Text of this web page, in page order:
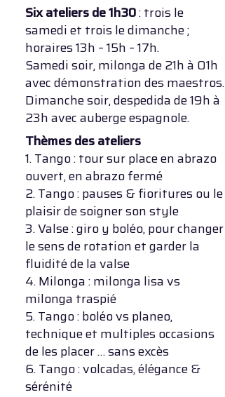
Six ateliers de 1h30: trois le
samedi et trois le dimanche ;
horaires 13h – 15h – 17h.
Samedi soir, milonga de 21h à 01h
avec démonstration des maestros.
Dimanche soir, despedida de 19h à
23h avec auberge espagnole.
Thèmes des ateliers
1. Tango : tour sur place en abrazo
ouvert, en abrazo fermé
2. Tango : pauses & fioritures ou le
plaisir de soigner son style
3. Valse : giro y boléo, pour changer
le sens de rotation et garder la
fluidité de la valse
4. Milonga : milonga lisa vs
milonga traspié
5. Tango : boléo vs planeo,
technique et multiples occasions
de les placer … sans excès
6. Tango : volcadas, élégance &
sérénité